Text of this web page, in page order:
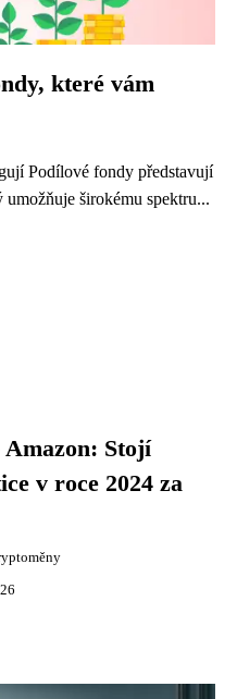
které vám
Podílové fondy představují
širokému spektru...
Stojí
v roce 2024 za